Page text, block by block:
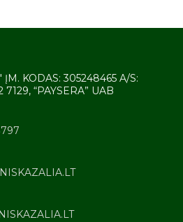
ĮM. KODAS: 305248465 A/S:
“PAYSERA” UAB